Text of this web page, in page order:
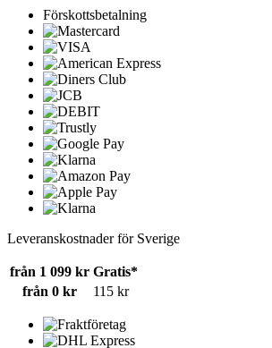
Förskottsbetalning
Leveranskostnader för Sverige
från 1 099 kr Gratis*
från 0 kr
115 kr